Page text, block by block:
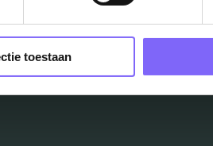
toestaan